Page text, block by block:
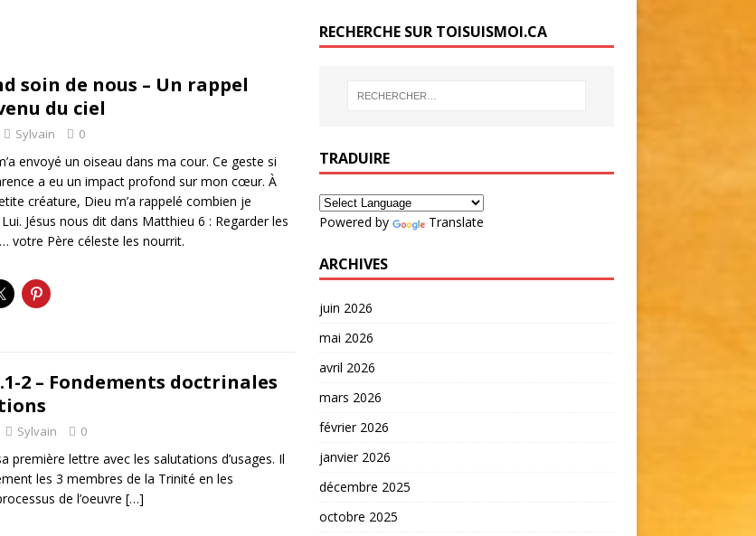
soin de nous – Un rappel
du ciel
Sylvain 0
envoyé un oiseau dans ma cour. Ce geste si
a eu un impact profond sur mon cœur. À
créature, Dieu m’a rappelé combien je
Jésus nous dit dans Matthieu 6 : Regarder les
votre Père céleste les nourrit.
2 – Fondements doctrinales
Sylvain 0
première lettre avec les salutations d’usages. Il
les 3 membres de la Trinité en les
de l’oeuvre […]
RECHERCHE SUR TOISUISMOI.CA
TRADUIRE
Powered by Translate
ARCHIVES
juin 2026
mai 2026
avril 2026
mars 2026
février 2026
janvier 2026
décembre 2025
octobre 2025